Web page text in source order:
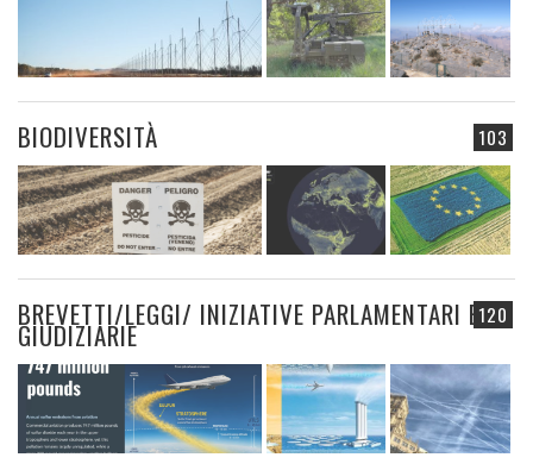
103
BIODIVERSITÀ
120
BREVETTI/LEGGI/ INIZIATIVE PARLAMENTARI E
GIUDIZIARIE